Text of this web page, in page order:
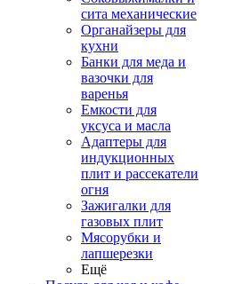
сита механические
Органайзеры для
кухни
Банки для меда и
вазочки для
варенья
Емкости для
уксуса и масла
Адаптеры для
индукционных
плит и рассекатели
огня
Зажигалки для
газовых плит
Мясорубки и
лапшерезки
Ещё